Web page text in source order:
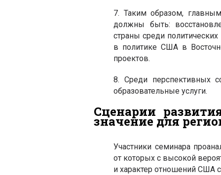
7. Таким образом,
должны быть:
страны среди
в политике США в
проектов.
8. Среди перспективных
образовательные услуги.
Сценарии
значение для
Участники семинара
от которых с высокой
и характер отношений